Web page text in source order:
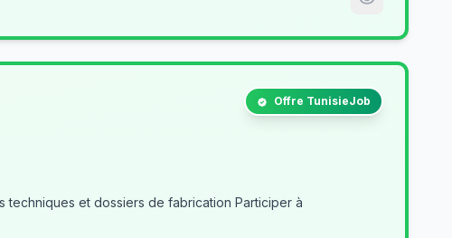
Offre TunisieJob
techniques et dossiers de fabrication Participer à